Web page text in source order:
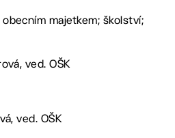
majetkem; školství;
ved. OŠK
ved. OŠK